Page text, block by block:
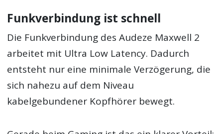
Funkverbindung ist schnell
Die Funkverbindung des Audeze Maxwell 2
arbeitet mit Ultra Low Latency. Dadurch
entsteht nur eine minimale Verzögerung, die
sich nahezu auf dem Niveau
kabelgebundener Kopfhörer bewegt.